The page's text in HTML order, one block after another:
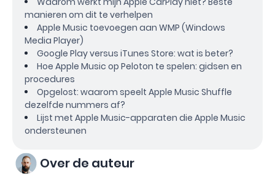
manieren om dit te verhelpen
Apple Music toevoegen aan WMP (Windows
Media Player)
Google Play versus iTunes Store: wat is beter?
Hoe Apple Music op Peloton te spelen: gidsen en
procedures
Opgelost: waarom speelt Apple Music Shuffle
dezelfde nummers af?
Lijst met Apple Music-apparaten die Apple Music
ondersteunen
Over de auteur